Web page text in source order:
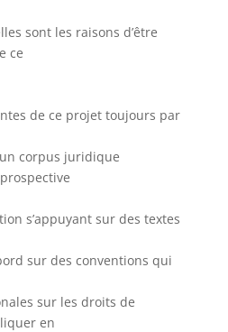
sont les raisons d’être
ce
de ce projet toujours par
corpus juridique
s’appuyant sur des textes
sur des conventions qui
sur les droits de
en